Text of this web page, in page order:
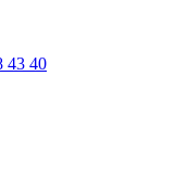
43 40